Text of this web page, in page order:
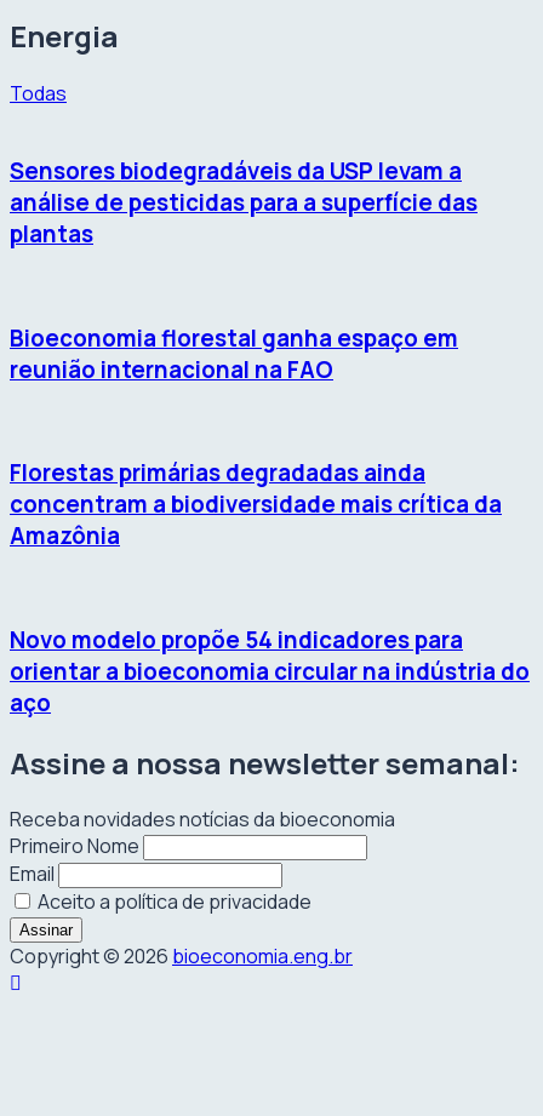
Energia
Todas
Sensores biodegradáveis da USP levam a
análise de pesticidas para a superfície das
plantas
Bioeconomia florestal ganha espaço em
reunião internacional na FAO
Florestas primárias degradadas ainda
concentram a biodiversidade mais crítica da
Amazônia
Novo modelo propõe 54 indicadores para
orientar a bioeconomia circular na indústria do
aço
Assine a nossa newsletter semanal:
Receba novidades notícias da bioeconomia
Primeiro Nome
Email
Aceito a política de privacidade
Copyright © 2026 bioeconomia.eng.br